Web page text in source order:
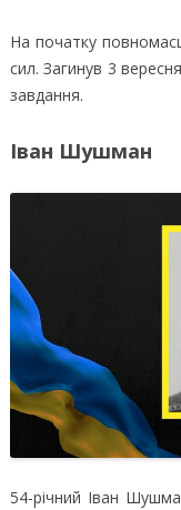
На початку
сил. Загинув 3
завдання.
Іван Шушман
54-річний Іван